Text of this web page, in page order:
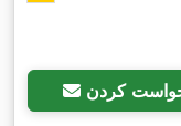
کردن